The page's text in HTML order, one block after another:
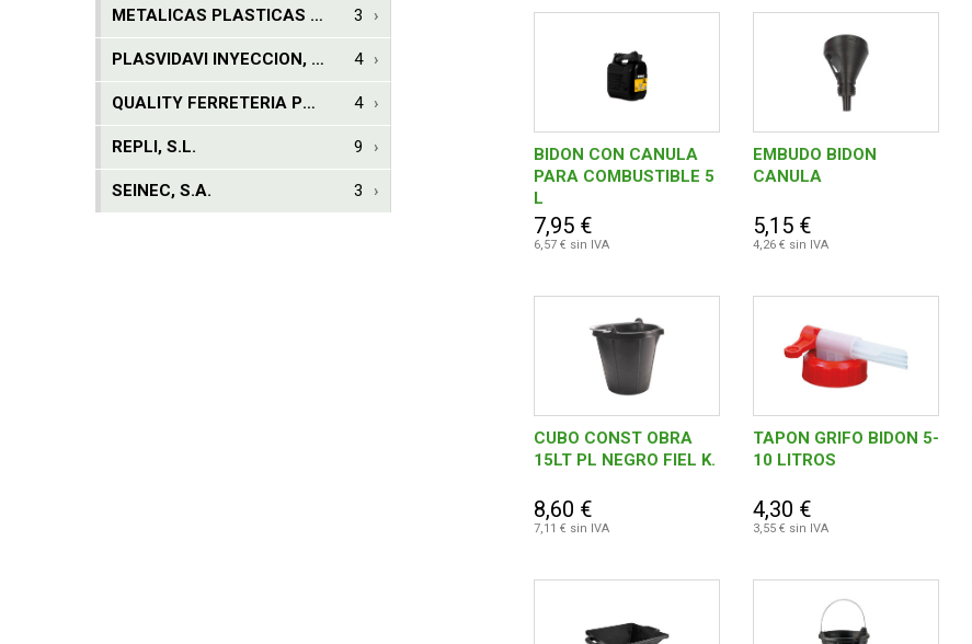
METALICAS PLASTICAS JAR, S.L. 3
PLASVIDAVI INYECCION, S.L. 4
QUALITY FERRETERIA PLUS, S.C.C.L. 4
REPLI, S.L. 9
SEINEC, S.A. 3
BIDON CON CANULA
PARA COMBUSTIBLE 5
L
7,95 €
6,57 € sin IVA
EMBUDO BIDON
CANULA
5,15 €
4,26 € sin IVA
CUBO CONST OBRA
15LT PL NEGRO FIEL K.
8,60 €
7,11 € sin IVA
TAPON GRIFO BIDON 5-
10 LITROS
4,30 €
3,55 € sin IVA